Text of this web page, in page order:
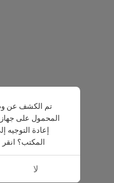
تم الكشف عن
المحمول على
إعادة
المكتب؟
لا